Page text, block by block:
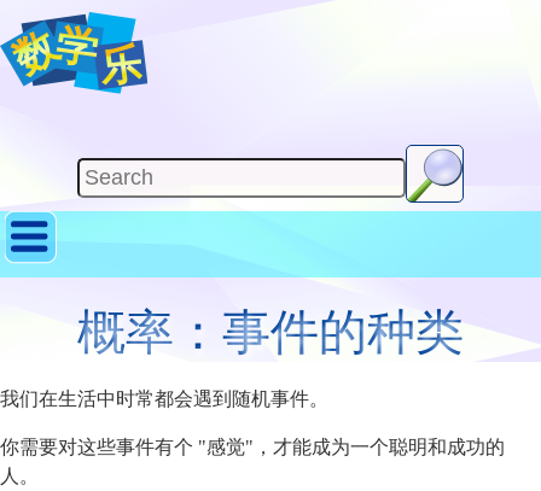
概率：事件的种类
我们在生活中时常都会遇到随机事件。
你需要对这些事件有个 "感觉"，才能成为一个聪明和成功的
人。